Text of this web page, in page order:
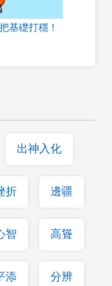
基礎打穩！
出神入化
折 邊疆
智 高聳
添 分辨